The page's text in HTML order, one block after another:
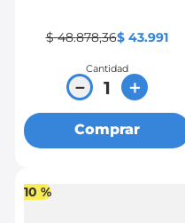
$ 48.878,36$ 43.991
Cantidad
＋
－
Comprar
10 %